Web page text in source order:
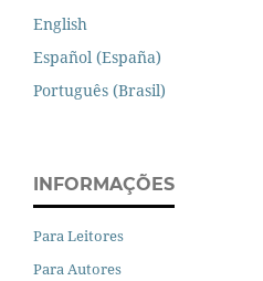
English
Español (España)
Português (Brasil)
INFORMAÇÕES
Para Leitores
Para Autores